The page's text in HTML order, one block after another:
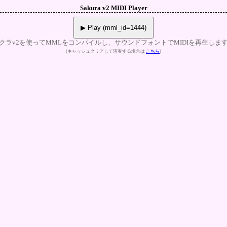
Sakura v2 MIDI Player
▶ Play (mml_id=1444)
ラv2を使ってMMLをコンパイルし、サウンドフォントでMIDIを再生しま
(キャッシュクリアして演奏する場合は こちら)